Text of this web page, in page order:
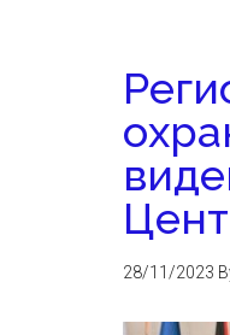
28/11/2023